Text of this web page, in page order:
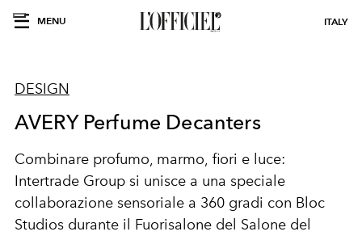
MENU ITALY
DESIGN
AVERY Perfume Decanters
Combinare profumo, marmo, ﬁori e luce:
Intertrade Group si unisce a una speciale
collaborazione sensoriale a 360 gradi con Bloc
Studios durante il Fuorisalone del Salone del